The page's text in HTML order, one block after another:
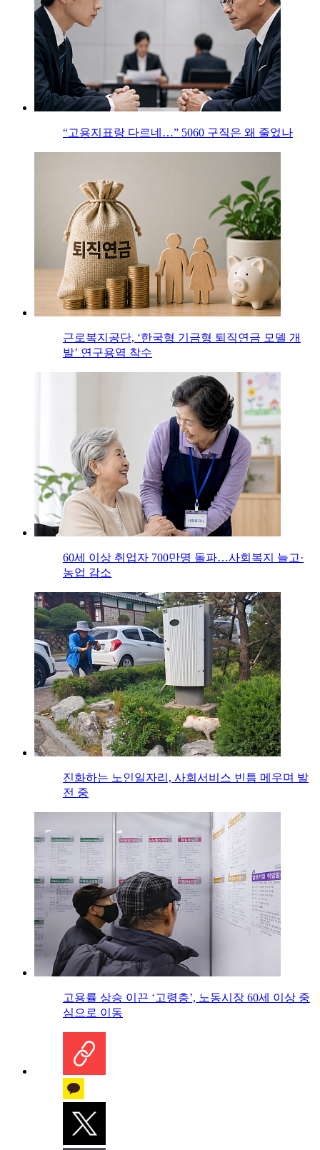
“고용지표랑 다르네…” 5060 구직은 왜 줄었나
근로복지공단, ‘한국형 기금형 퇴직연금 모델 개
발’ 연구용역 착수
60세 이상 취업자 700만명 돌파…사회복지 늘고·
농업 감소
진화하는 노인일자리, 사회서비스 빈틈 메우며 발
전 중
고용률 상승 이끈 ‘고령층’, 노동시장 60세 이상 중
심으로 이동